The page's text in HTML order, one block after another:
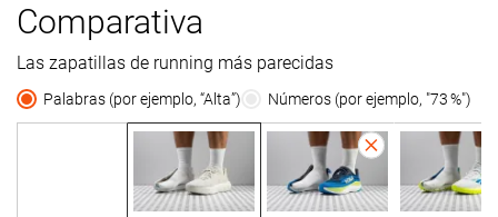
Comparativa
Las zapatillas de running más parecidas
Palabras (por ejemplo, “Alta”) Números (por ejemplo, "73 %")